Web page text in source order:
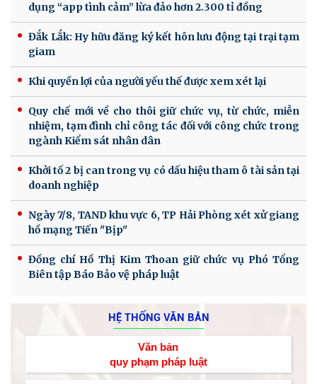
dụng “app tình cảm” lừa đảo hơn 2.300 tỉ đồng
Đắk Lắk: Hy hữu đăng ký kết hôn lưu động tại trại tạm
giam
Khi quyền lợi của người yếu thế được xem xét lại
Quy chế mới về cho thôi giữ chức vụ, từ chức, miễn
nhiệm, tạm đình chỉ công tác đối với công chức trong
ngành Kiểm sát nhân dân
Khởi tố 2 bị can trong vụ có dấu hiệu tham ô tài sản tại
doanh nghiệp
Ngày 7/8, TAND khu vực 6, TP Hải Phòng xét xử giang
hồ mạng Tiến "Bịp"
Đồng chí Hồ Thị Kim Thoan giữ chức vụ Phó Tổng
Biên tập Báo Bảo vệ pháp luật
HỆ THỐNG VĂN BẢN
Văn bản
quy phạm pháp luật